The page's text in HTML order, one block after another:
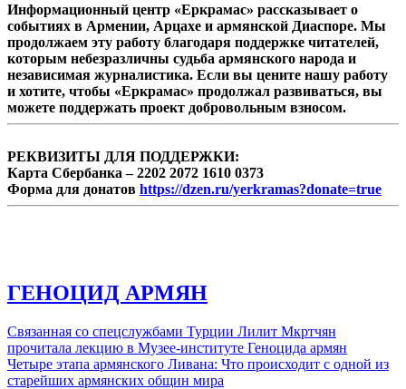
Информационный центр «Еркрамас» рассказывает о
событиях в Армении, Арцахе и армянской Диаспоре. Мы
продолжаем эту работу благодаря поддержке читателей,
которым небезразличны судьба армянского народа и
независимая журналистика. Если вы цените нашу работу
и хотите, чтобы «Еркрамас» продолжал развиваться, вы
можете поддержать проект добровольным взносом.
РЕКВИЗИТЫ ДЛЯ ПОДДЕРЖКИ:
Карта Сбербанка – 2202 2072 1610 0373
Форма для донатов https://dzen.ru/yerkramas?donate=true
ГЕНОЦИД АРМЯН
Связанная со спецслужбами Турции Лилит Мкртчян
прочитала лекцию в Музее-институте Геноцида армян
Четыре этапа армянского Ливана: Что происходит с одной из
старейших армянских общин мира